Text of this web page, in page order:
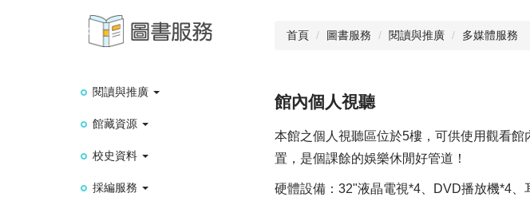
閱讀與推廣
館藏資源
校史資料
採編服務
首頁 圖書服務 閱讀與推廣 多媒體服務
館內個人視聽
本館之個人視聽區位於5樓，可供使用觀看
置，是個課餘的娛樂休閒好管道！
硬體設備：32"液晶電視*4、DVD播放機*4、